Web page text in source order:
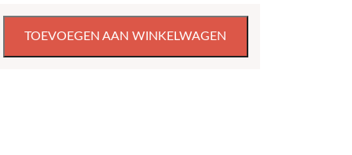
TOEVOEGEN AAN WINKELWAGEN